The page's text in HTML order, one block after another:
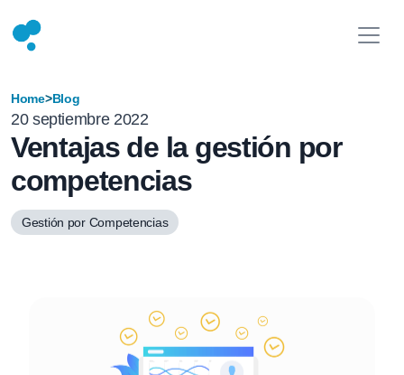
Home>Blog
20 septiembre 2022
Ventajas de la gestión por
competencias
Gestión por Competencias